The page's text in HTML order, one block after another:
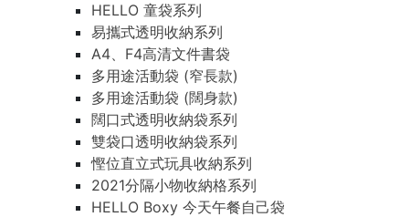
HELLO 童袋系列
易攜式透明收納系列
A4、F4高清文件書袋
多用途活動袋 (窄長款)
多用途活動袋 (闊身款)
闊口式透明收納袋系列
雙袋口透明收納袋系列
慳位直立式玩具收納系列
2021分隔小物收納格系列
HELLO Boxy 今天午餐自己袋